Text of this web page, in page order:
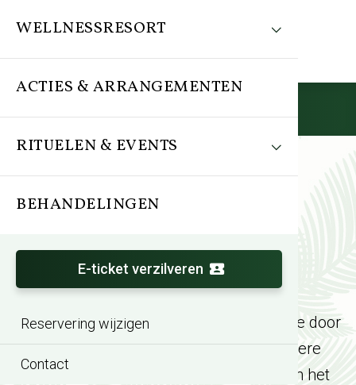
WELLNESSRESORT
ACTIES & ARRANGEMENTEN
RITUELEN & EVENTS
BEHANDELINGEN
E-ticket verzilveren
Reservering wijzigen
Contact
Ervaar bijzondere
wellnessrituelen
Uw wellnessdag krijgt een gouden randje door
het beleven van één van onze bijzondere
wellnessrituelen
. Onze rituelen staan in het